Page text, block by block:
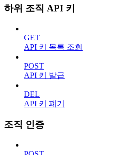
하위 조직 API 키
GET
API 키 목록 조회
POST
API 키 발급
DEL
API 키 폐기
조직 인증